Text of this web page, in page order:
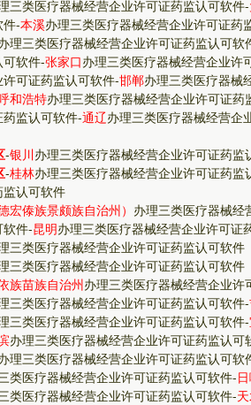
三类医疗器械经营企业许可证药监认可软件-
件-本溪办理三类医疗器械经营企业许可证药
理三类医疗器械经营企业许可证药监认可软
软件-张家口办理三类医疗器械经营企业许
可证药监认可软件-邯郸办理三类医疗器械
和浩特办理三类医疗器械经营企业许可证药
监认可软件-通辽办理三类医疗器械经营企
-银川办理三类医疗器械经营企业许可证药监
-桂林办理三类医疗器械经营企业许可证药监
认可软件
宏傣族景颇族自治州） 办理三类医疗器械经
软件-昆明办理三类医疗器械经营企业许可证
三类医疗器械经营企业许可证药监认可软件
三类医疗器械经营企业许可证药监认可软件
族苗族自治州办理三类医疗器械经营企业许
三类医疗器械经营企业许可证药监认可软件-
三类医疗器械经营企业许可证药监认可软件-
办理三类医疗器械经营企业许可证药监认可
理三类医疗器械经营企业许可证药监认可软
类医疗器械经营企业许可证药监认可软件-
类医疗器械经营企业许可证药监认可软件-